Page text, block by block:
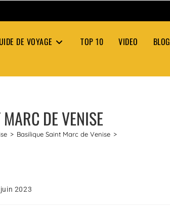
DE VOYAGE TOP 10 VIDEO BLOG
DE VENISE
> Basilique Saint Marc de Venise >
2023